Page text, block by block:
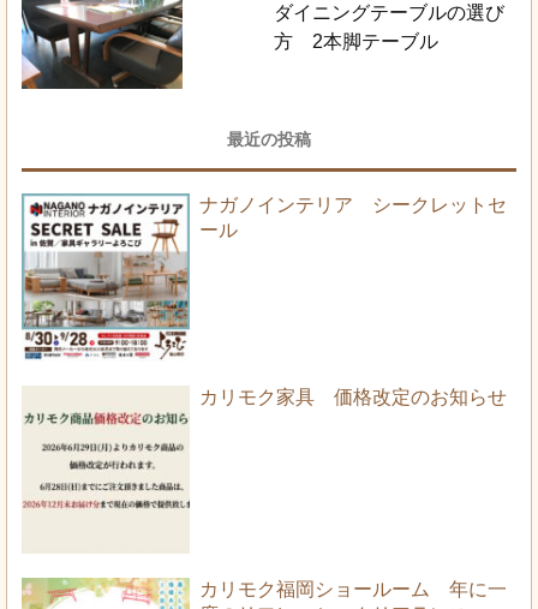
ダイニングテーブルの選び
方 2本脚テーブル
最近の投稿
ナガノインテリア シークレットセ
ール
カリモク家具 価格改定のお知らせ
カリモク福岡ショールーム 年に一